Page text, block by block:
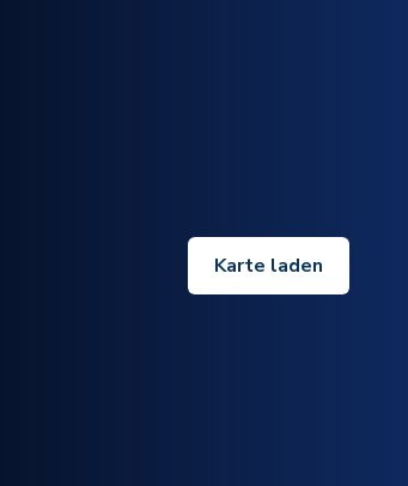
Karte laden